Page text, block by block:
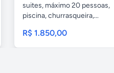
suites, máximo 20 pessoas,
piscina, churrasqueira,...
R$ 1.850,00